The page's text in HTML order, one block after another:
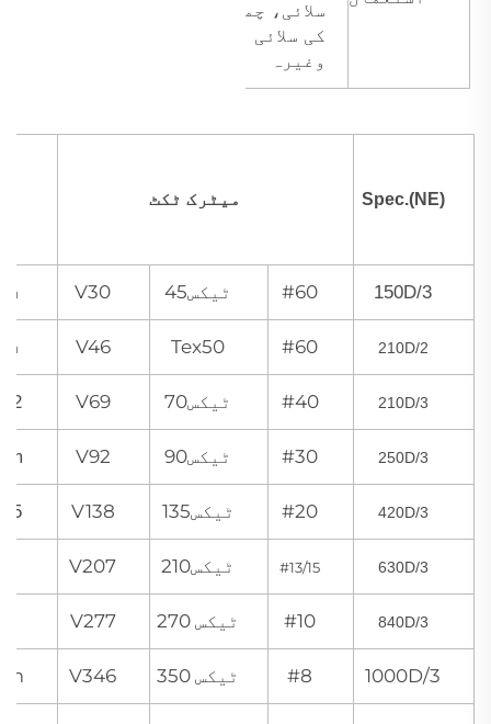
سلائی، چمڑے
کی سلائی
وغیرہ
Spec.(NE) میٹرک ٹکٹ
150D/3
#60 ٹیکس45 V30
210D/2
#60
Tex50
V46
210D/3
#40 ٹیکس70 V69
250D/3
#30 ٹیکس90 V92
420D/3
#20 ٹیکس135 V138
630D/3
#13/15 ٹیکس210 V207
840D/3
#10 ٹیکس 270 V277
1000D/3
#8 ٹیکس 350 V346